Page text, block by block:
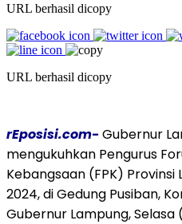
URL berhasil dicopy
URL berhasil dicopy
rEposisi.com-Gubernur
mengukuhkan Pengurus
Kebangsaan (FPK)
2024, di Gedung Pusiban,
Gubernur Lampung,